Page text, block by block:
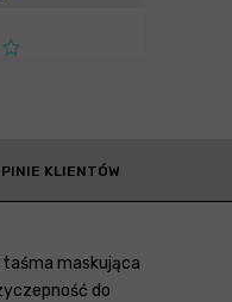
KLIENTÓW
maskująca
do